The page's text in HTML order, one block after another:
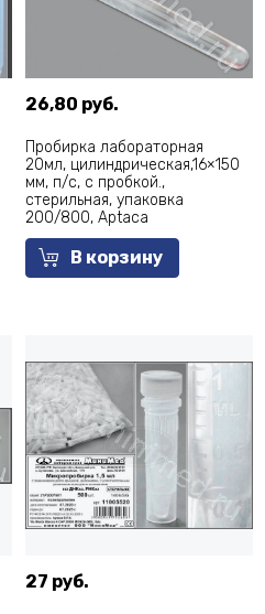
26,80 руб.
Пробирка лабораторная
20мл, цилиндрическая,16×150
мм, п/с, с пробкой.,
стерильная, упаковка
200/800, Aptaca
В корзину
27 руб.